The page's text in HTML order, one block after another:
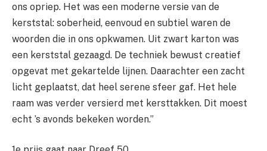
ons opriep. Het was een moderne versie van de
kerststal: soberheid, eenvoud en subtiel waren de
woorden die in ons opkwamen. Uit zwart karton was
een kerststal gezaagd. De techniek bewust creatief
opgevat met gekartelde lijnen. Daarachter een zacht
licht geplaatst, dat heel serene sfeer gaf. Het hele
raam was verder versierd met kersttakken. Dit moest
echt ’s avonds bekeken worden.”